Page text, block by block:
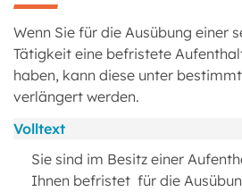
Wenn Sie für die Ausübung einer
Tätigkeit eine befristete
haben, kann diese unter
verlängert werden.
Volltext
Sie sind im Besitz einer
Ihnen befristet für die